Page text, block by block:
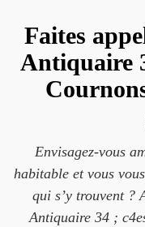
Faites
Antiquaire
Envisagez-vous
habitable et vous
qui s’y trouvent ?
Antiquaire 34 ;